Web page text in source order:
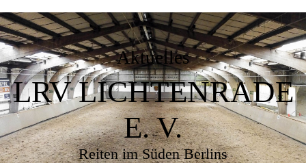
Aktuelles
LRV LICHTENRADE
E. V.
Reiten im Süden Berlins